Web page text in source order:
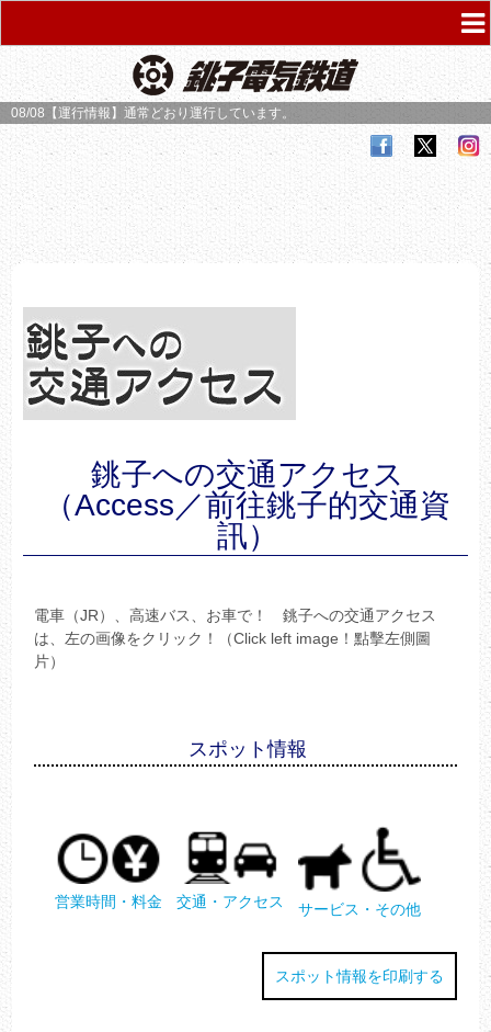
08/08【運行情報】 通常どおり運行しています。
銚子への交通アクセス
（Access／前往銚子的交通資
訊）
電車（JR）、高速バス、お車で！ 銚子への交通アクセス
は、左の画像をクリック！（Click left image！點擊左側圖
片）
スポット情報
営業時間・料金 交通・アクセス サービス・その他
スポット情報を印刷する